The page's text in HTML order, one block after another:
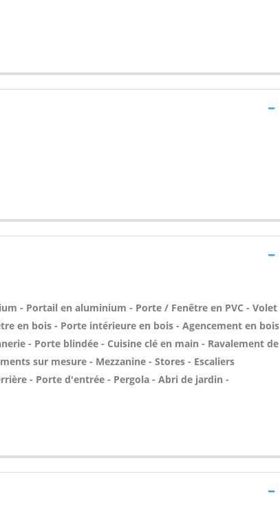
- Portail en aluminium - Porte / Fenêtre en PVC - Volet
en bois - Porte intérieure en bois - Agencement en bois
- Porte blindée - Cuisine clé en main - Ravalement de
sur mesure - Mezzanine - Stores - Escaliers
- Porte d'entrée - Pergola - Abri de jardin -